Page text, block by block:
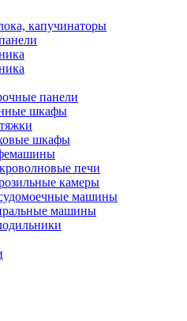
капучинаторы
панели
шкафы
шкафы
печи
камеры
машины
машины